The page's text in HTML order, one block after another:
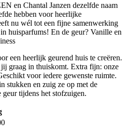
en Chantal Janzen dezelfde naam
hebben voor heerlijke
nu wél tot een fijne samenwerking
huisparfums! En de geur? Vanille en
een heerlijk geurend huis te creëren.
graag in thuiskomt. Extra fijn: onze
voor iedere gewenste ruimte.
stukken en zuig ze op met de
tijdens het stofzuigen.